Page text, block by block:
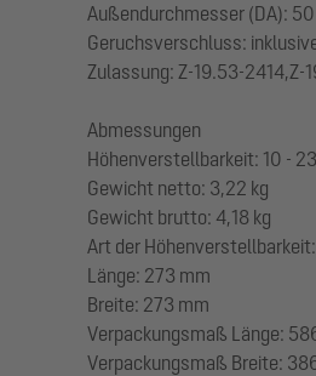
Außendurchmesser (DA):
Geruchsverschluss:
Zulassung: Z-19.53-2414,Z-
Abmessungen
Höhenverstellbarkeit: 10 -
Gewicht netto: 3,22 kg
Gewicht brutto: 4,18 kg
Art der
Länge: 273 mm
Breite: 273 mm
Verpackungsmaß Länge:
Verpackungsmaß Breite: